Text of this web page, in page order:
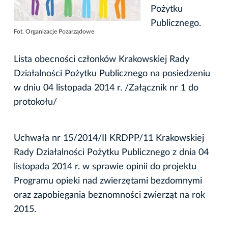
Fot. Organizacje Pozarządowe
Pożytku
Publicznego.
Lista obecności członków Krakowskiej Rady
Działalności Pożytku Publicznego na posiedzeniu
w dniu 04 listopada 2014 r. /Załącznik nr 1 do
protokołu/
Uchwała nr 15/2014/II KRDPP/11 Krakowskiej
Rady Działalności Pożytku Publicznego z dnia 04
listopada 2014 r. w sprawie opinii do projektu
Programu opieki nad zwierzętami bezdomnymi
oraz zapobiegania beznomności zwierząt na rok
2015.